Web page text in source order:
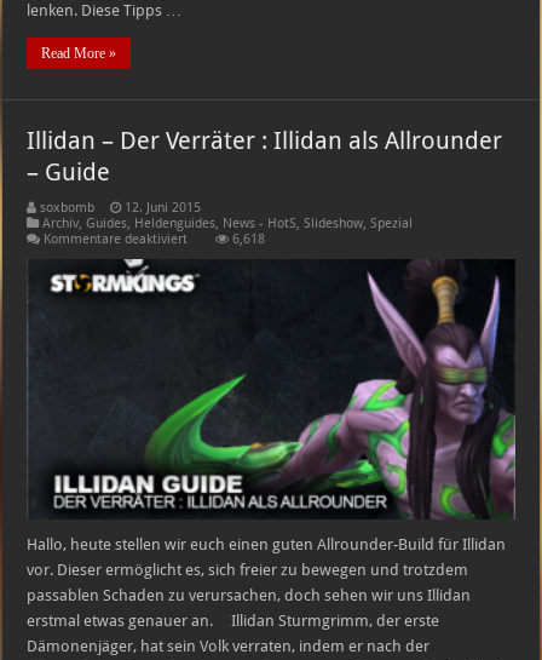
lenken. Diese Tipps …
Read More »
Illidan – Der Verräter : Illidan als Allrounder
– Guide
soxbomb
12. Juni 2015
Archiv,Guides, Heldenguides, News - HotS,Slideshow,Spezial
Kommentare deaktiviertfür
Der
Guide
6,618
Hallo, heute stellen wir euch einen guten Allrounder-Build für Illidan
vor. Dieser ermöglicht es, sich freier zu bewegen und trotzdem
passablen Schaden zu verursachen, doch sehen wir uns Illidan
erstmal etwas genauer an. Illidan Sturmgrimm, der erste
Dämonenjäger, hat sein Volk verraten, indem er nach der